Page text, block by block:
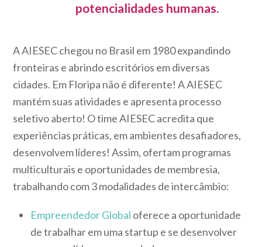
potencialidades humanas.
A AIESEC chegou no Brasil em 1980 expandindo
fronteiras e abrindo escritórios em diversas
cidades. Em Floripa não é diferente! A AIESEC
mantém suas atividades e apresenta processo
seletivo aberto! O time AIESEC acredita que
experiências práticas, em ambientes desafiadores,
desenvolvem líderes! Assim, ofertam programas
multiculturais e oportunidades de membresia,
trabalhando com 3 modalidades de intercâmbio:
Empreendedor Global oferece a oportunidade
de trabalhar em uma startup e se desenvolver